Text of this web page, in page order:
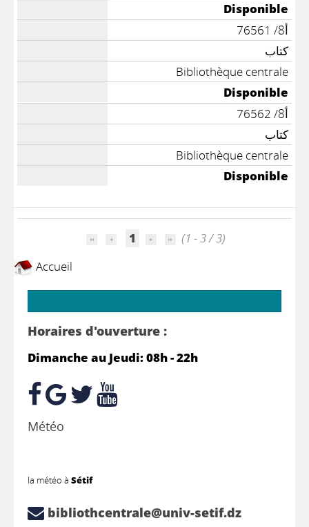
Disponible
أ8/ 76561
كتاب
Bibliothèque centrale
Disponible
أ8/ 76562
كتاب
Bibliothèque centrale
Disponible
1
(1 - 3 / 3)
Accueil
Horaires d'ouverture :
Dimanche au Jeudi: 08h - 22h
Météo
la météo à Sétif
bibliothcentrale@univ-setif.dz